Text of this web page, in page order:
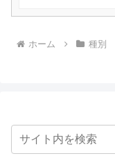
ホーム 種別